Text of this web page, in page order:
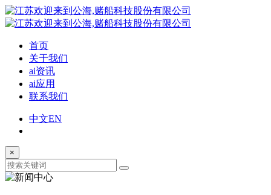
首页
关于我们
ai资讯
ai应用
联系我们
中文EN
×